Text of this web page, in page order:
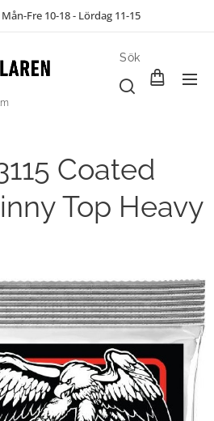
Fre 10-18 - Lördag 11-15
Sök
Coated
Top Heavy